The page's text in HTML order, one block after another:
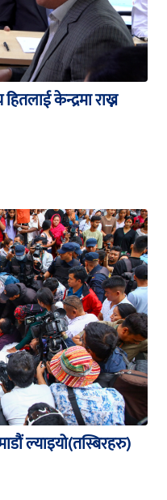
हितलाई केन्द्रमा राख्न
ल्याइयो(तस्बिरहरु)